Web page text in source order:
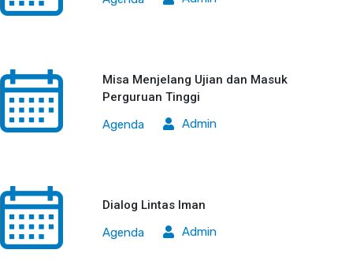
Misa Menjelang Ujian dan Masuk
Perguruan Tinggi
Agenda
Admin
Dialog Lintas Iman
Agenda
Admin